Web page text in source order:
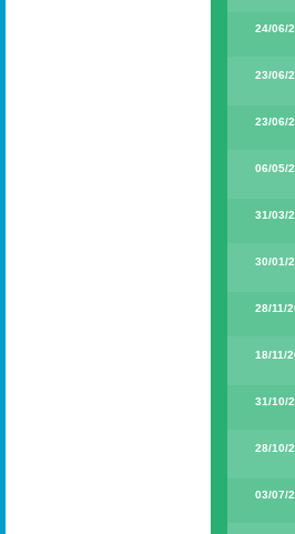
24/06/
23/06/
23/06/
06/05/
31/03/
30/01/
28/11/
18/11/
31/10/
28/10/
03/07/